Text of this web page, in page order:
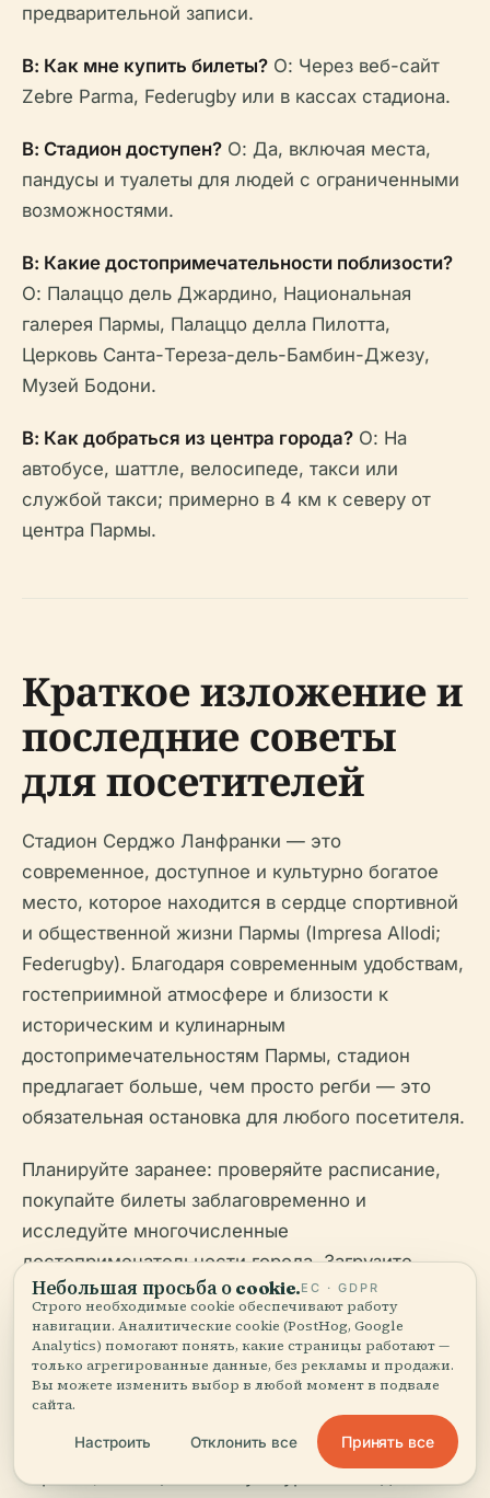
предварительной записи.
В: Как мне купить билеты? О: Через веб-сайт
Zebre Parma, Federugby или в кассах стадиона.
В: Стадион доступен? О: Да, включая места,
пандусы и туалеты для людей с ограниченными
возможностями.
В: Какие достопримечательности поблизости?
О: Палаццо дель Джардино, Национальная
галерея Пармы, Палаццо делла Пилотта,
Церковь Санта-Тереза-дель-Бамбин-Джезу,
Музей Бодони.
В: Как добраться из центра города? О: На
автобусе, шаттле, велосипеде, такси или
службой такси; примерно в 4 км к северу от
центра Пармы.
Краткое изложение и
последние советы
для посетителей
Стадион Серджо Ланфранки — это
современное, доступное и культурно богатое
место, которое находится в сердце спортивной
и общественной жизни Пармы (Impresa Allodi;
Federugby). Благодаря современным удобствам,
гостеприимной атмосфере и близости к
историческим и кулинарным
достопримечательностям Пармы, стадион
предлагает больше, чем просто регби — это
обязательная остановка для любого посетителя.
Планируйте заранее: проверяйте расписание,
покупайте билеты заблаговременно и
исследуйте многочисленные
достопримечательности города. Загрузите
приложение Audiala для получения актуальных
обновлений и эксклюзивного контента, а также
следите за Zebre Parma и Итальянской
федерацией регби в социальных сетях для
получения новостей и советов. Ощутите
уникальное сочетание итальянской регбийной
страсти, сообщества и культуры на Стадионе
Небольшая просьба о cookie.ЕС · GDPR
Строго необходимые cookie обеспечивают работу
навигации. Аналитические cookie (PostHog, Google
Analytics) помогают понять, какие страницы работают —
только агрегированные данные, без рекламы и продажи.
Вы можете изменить выбор в любой момент в подвале
сайта.
Настроить Отклонить все Принять все